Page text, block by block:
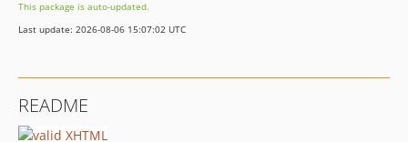
This package is auto-updated.
Last update: 2026-08-06 15:07:02 UTC
README